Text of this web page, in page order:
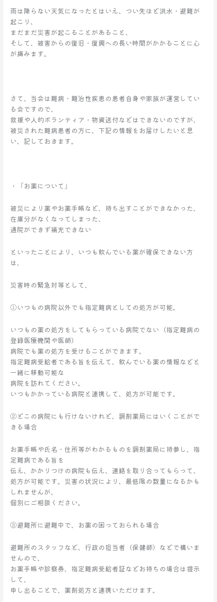
雨は降らない天気になったとはいえ、つい先ほど洪水・避難が
起こり、
まだまだ災害が起こることがあること、
そして、被害からの復旧・復興への長い時間がかかることに心
が痛みます。
さて、当会は難病・難治性疾患の患者自身や家族が運営してい
る会ですので、
救援や人的ボランティア・物資送付などはできないのですが、
被災された難病患者の方に、下記の情報をお届けしたいと思
い、記しておきます。
・「お薬について」
被災により薬やお薬手帳など、持ち出すことができなかった、
在庫分がなくなってしまった、
通院ができず補充できない
といったことにより、いつも飲んでいる薬が確保できない方
は、
災害時の緊急対等として、
①いつもの病院以外でも指定難病としての処方が可能。
いつもの薬の処方をしてもらっている病院でない（指定難病の
登録医療機関や医師）
病院でも薬の処方を受けることができます。
指定難病受給者である旨を伝えて、飲んでいる薬の情報などと
一緒に移動可能な
病院を訪れてください。
いつもかかっている病院と連携して、処方が可能です。
②どこの病院にも行けないけれど、調剤薬局にはいくことがで
きる場合
お薬手帳や氏名・住所等がわかるものを調剤薬局に持参し、指
定難病である旨を
伝え、かかりつけの病院も伝え、連絡を取り合ってもらって、
処方が可能です。災害の状況により、最低限の数量になるかも
しれませんが、
個別にご相談ください。
③避難所に避難中で、お薬の困っておられる場合
避難所のスタッフなど、行政の担当者（保健師）などで構いま
せんので、
お薬手帳や診察券、指定難病受給者証などお持ちの場合は提示
して、
申し出ることで、薬剤処方と連携いただけます。
る
難
病
患
者